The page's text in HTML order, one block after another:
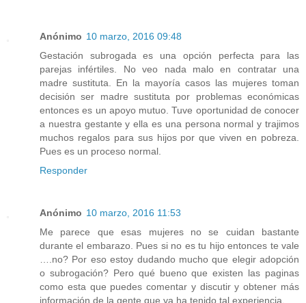
Anónimo 10 marzo, 2016 09:48
Gestación subrogada es una opción perfecta para las
parejas infértiles. No veo nada malo en contratar una
madre sustituta. En la mayoría casos las mujeres toman
decisión ser madre sustituta por problemas económicas
entonces es un apoyo mutuo. Tuve oportunidad de conocer
a nuestra gestante y ella es una persona normal y trajimos
muchos regalos para sus hijos por que viven en pobreza.
Pues es un proceso normal.
Responder
Anónimo 10 marzo, 2016 11:53
Me parece que esas mujeres no se cuidan bastante
durante el embarazo. Pues si no es tu hijo entonces te vale
….no? Por eso estoy dudando mucho que elegir adopción
o subrogación? Pero qué bueno que existen las paginas
como esta que puedes comentar y discutir y obtener más
información de la gente que ya ha tenido tal experiencia.